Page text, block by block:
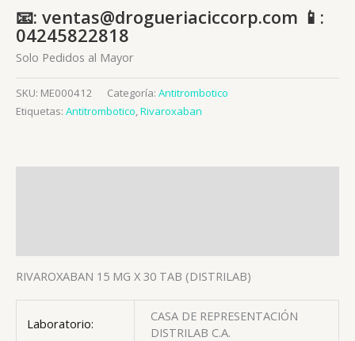
📧: ventas@drogueriaciccorp.com 📱:
04245822818
Solo Pedidos al Mayor
SKU: ME000412 Categoría: Antitrombotico
Etiquetas: Antitrombotico,Rivaroxaban
RIVAROXABAN 15 MG X 30 TAB (DISTRILAB)
Laboratorio:
CASA DE REPRESENTACIÓN
DISTRILAB C.A.